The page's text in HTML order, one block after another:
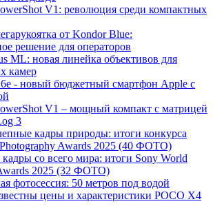
V1: революция среди компактных
от Kondor Blue:
решение для операторов
ML: новая линейка объективов для
камер
- новый бюджетный смартфон Apple с
V1 – мощный компакт с матрицей
3
кадры природы: итоги конкурса
Awards 2025 (40 ФОТО)
со всего мира: итоги Sony World
2025 (32 ФОТО)
фотосессия: 50 метров под водой
цены и характеристики POCO X4